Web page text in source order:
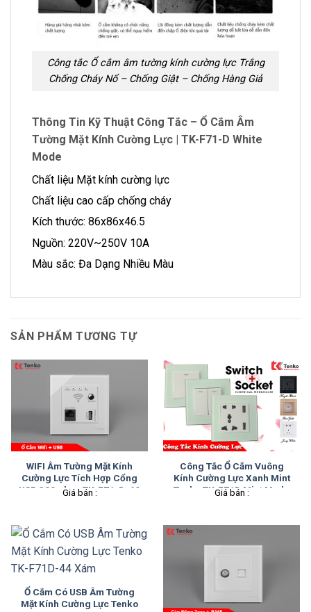
Công tắc Ổ cắm âm tường kính cường lực Trắng
Chống Cháy Nổ – Chống Giật – Chống Hàng Giả
Thông Tin Kỹ Thuật Công Tắc – Ổ Cắm Âm
Tường Mặt Kính Cường Lực | TK-F71-D White
Mode
Chất liệu Mặt kính cường lực
Chất liệu cao cấp chống cháy
Kích thước: 86x86x46.5
Nguồn: 220V~250V 10A
Màu sắc: Đa Dạng Nhiều Màu
SẢN PHẨM TƯƠNG TỰ
WIFI Âm Tường Mặt Kính
Cường Lực Tích Hợp Cổng
USB 300mbps TK-F71-D-69
Giá bán :
Công Tắc Ổ Cắm Vuông
Kính Cường Lực Xanh Mint
Tenko TK-F71D Mint Mode
Giá bán :
Ổ Cắm Có USB Âm Tường
Mặt Kính Cường Lực Tenko